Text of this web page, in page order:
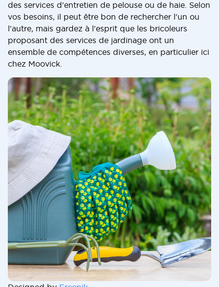
des services d'entretien de pelouse ou de haie. Selon
vos besoins, il peut être bon de rechercher l'un ou
l'autre, mais gardez à l'esprit que les bricoleurs
proposant des services de jardinage ont un
ensemble de compétences diverses, en particulier ici
chez Moovick.